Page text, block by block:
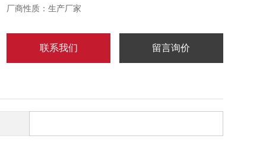
厂商性质：生产厂家
联系我们 留言询价